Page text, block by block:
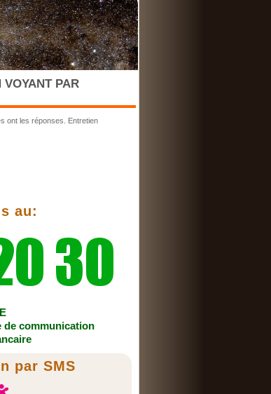
PAR
ont les réponses. Entretien
au:
de communication
par SMS